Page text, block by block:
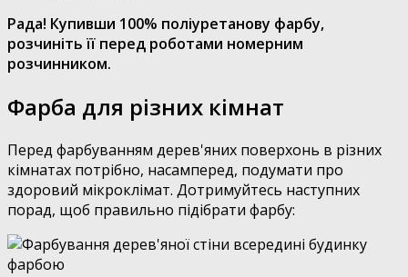
Рада! Купивши 100% поліуретанову фарбу,
розчиніть її перед роботами номерним
розчинником.
Фарба для різних кімнат
Перед фарбуванням дерев'яних поверхонь в різних
кімнатах потрібно, насамперед, подумати про
здоровий мікроклімат. Дотримуйтесь наступних
порад, щоб правильно підібрати фарбу: